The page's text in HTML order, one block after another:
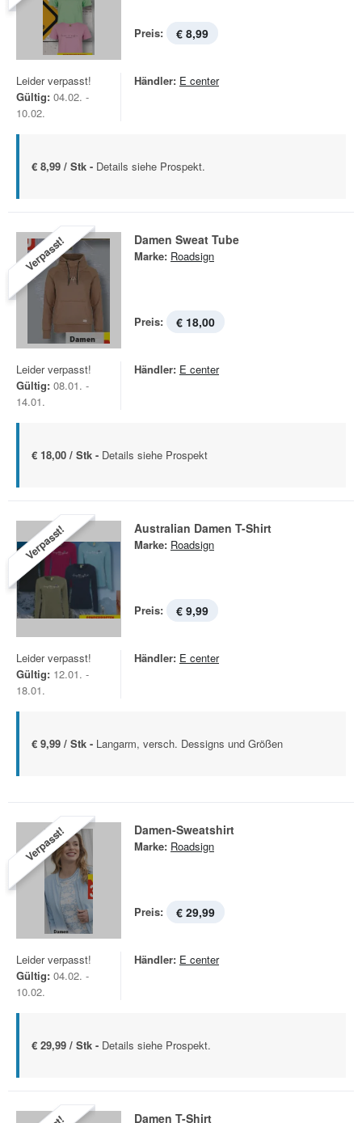
Preis: € 8,99
Leider verpasst!
Gültig: 04.02. -
10.02.
Händler: E center
€ 8,99 / Stk - Details siehe Prospekt.
Verpasst! Damen Sweat Tube
Marke: Roadsign
Preis: € 18,00
Leider verpasst!
Gültig: 08.01. -
14.01.
Händler: E center
€ 18,00 / Stk - Details siehe Prospekt
Verpasst! Australian Damen T-Shirt
Marke: Roadsign
Preis: € 9,99
Leider verpasst!
Gültig: 12.01. -
18.01.
Händler: E center
€ 9,99 / Stk - Langarm, versch. Dessigns und Größen
Verpasst! Damen-Sweatshirt
Marke: Roadsign
Preis: € 29,99
Leider verpasst!
Gültig: 04.02. -
10.02.
Händler: E center
€ 29,99 / Stk - Details siehe Prospekt.
Damen T-Shirt